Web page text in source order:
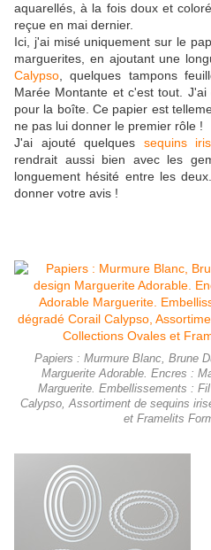
aquarellés, à la fois doux et
reçue en mai dernier.
Ici, j'ai misé uniquement sur le
marguerites, en ajoutant une
Calypso , quelques tampons
Marée Montante et c'est tout.
pour la boîte. Ce papier est
ne pas lui donner le premier rôle !
J'ai ajouté quelques sequins
rendrait aussi bien avec les
longuement hésité entre les
donner votre avis !
Papiers : Murmure Blanc, Brune
Marguerite Adorable. Encres :
Marguerite. Embellissements :
Calypso, Assortiment de sequins
et Framelits